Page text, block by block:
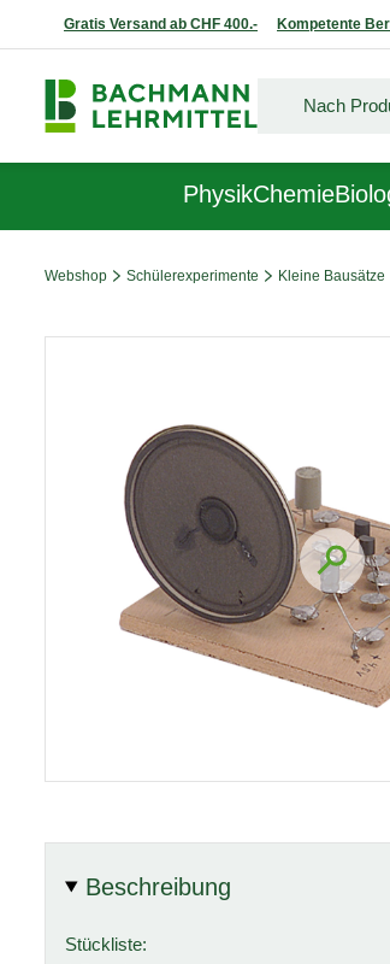
Gratis Versand ab CHF 400.- Kompetente
PhysikChemie
Webshop Schülerexperimente Kleine Bausätze
Beschreibung
Stückliste: